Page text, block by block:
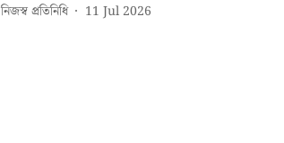
নিজস্ব প্রতিনিধি 11 Jul 2026